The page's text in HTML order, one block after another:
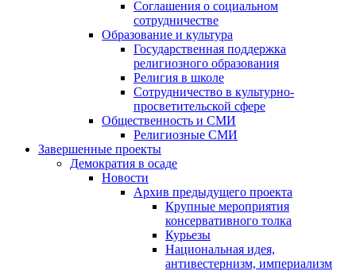
Соглашения о социальном
сотрудничестве
Образование и культура
Государственная поддержка
религиозного образования
Религия в школе
Сотрудничество в культурно-
просветительской сфере
Общественность и СМИ
Религиозные СМИ
Завершенные проекты
Демократия в осаде
Новости
Архив предыдущего проекта
Крупные мероприятия
консервативного толка
Курьезы
Национальная идея,
антивестернизм, империализм